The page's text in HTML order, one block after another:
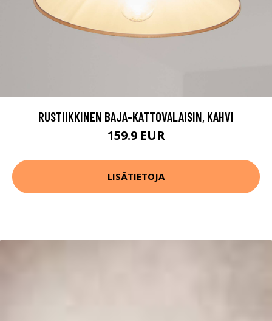
RUSTIIKKINEN BAJA-KATTOVALAISIN, KAHVI
159.9 EUR
LISÄTIETOJA